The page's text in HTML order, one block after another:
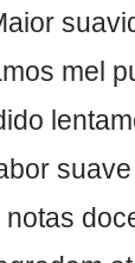
mel